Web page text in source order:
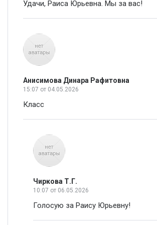
Удачи, Раиса Юрьевна. Мы за вас!
Анисимова Динара Рафитовна
15:07 от 04.05.2026
Класс
Чиркова Т.Г.
10:07 от 06.05.2026
Голосую за Раису Юрьевну!